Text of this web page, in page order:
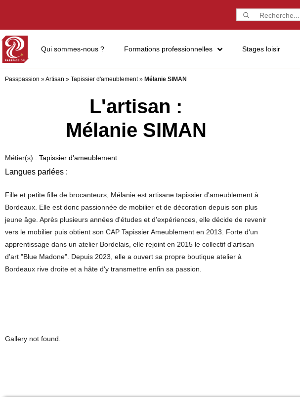
Qui sommes-nous ? Formations professionnelles Stages loisir
Passpassion »Artisan » Tapissier d'ameublement» Mélanie SIMAN
L'artisan :
Mélanie SIMAN
Métier(s) : Tapissier d'ameublement
Langues parlées :
Fille et petite fille de brocanteurs, Mélanie est artisane tapissier d'ameublement à
Bordeaux. Elle est donc passionnée de mobilier et de décoration depuis son plus
jeune âge. Après plusieurs années d'études et d'expériences, elle décide de revenir
vers le mobilier puis obtient son CAP Tapissier Ameublement en 2013. Forte d'un
apprentissage dans un atelier Bordelais, elle rejoint en 2015 le collectif d'artisan
d'art "Blue Madone". Depuis 2023, elle a ouvert sa propre boutique atelier à
Bordeaux rive droite et a hâte d'y transmettre enfin sa passion.
Gallery not found.